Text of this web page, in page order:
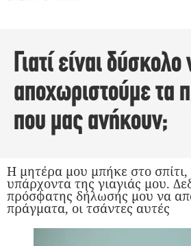
Γιατί είναι δύσκολο
αποχωριστούμε τα
που μας ανήκουν;
Η μητέρα μου μπήκε στο
υπάρχοντα της γιαγιάς μου.
πρόσφατης δήλωσής μου να
πράγματα, οι τσάντες αυτές